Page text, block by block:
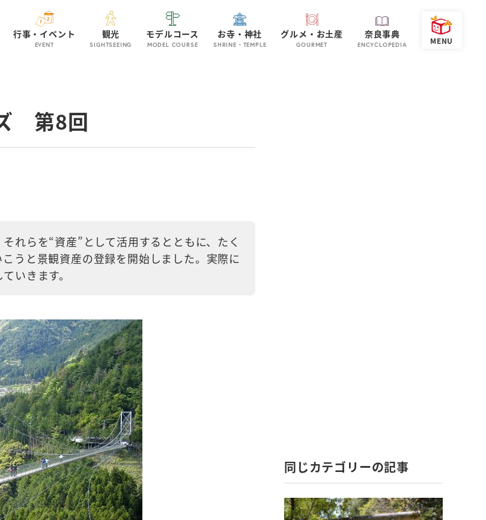
行事・イベント
EVENT
観光
SIGHTSEEING
モデルコース
MODEL COURSE
お寺・神社
SHRINE・TEMPLE
グルメ・お土産
GOURMET
奈良事典
ENCYCLOPEDIA
第8回
れらを“資産”として活用するとともに、たく
うと景観資産の登録を開始しました。実際に
いきます。
同じカテゴリーの記事